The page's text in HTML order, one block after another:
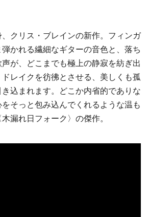
クリス・ブレインの新作。フィンガ
かれる繊細なギターの音色と、落ち
が、どこまでも極上の静寂を紡ぎ出
レイクを彷彿とさせる、美しくも孤
込まれます。どこか内省的でありな
そっと包み込んでくれるような温も
漏れ日フォーク〉の傑作。